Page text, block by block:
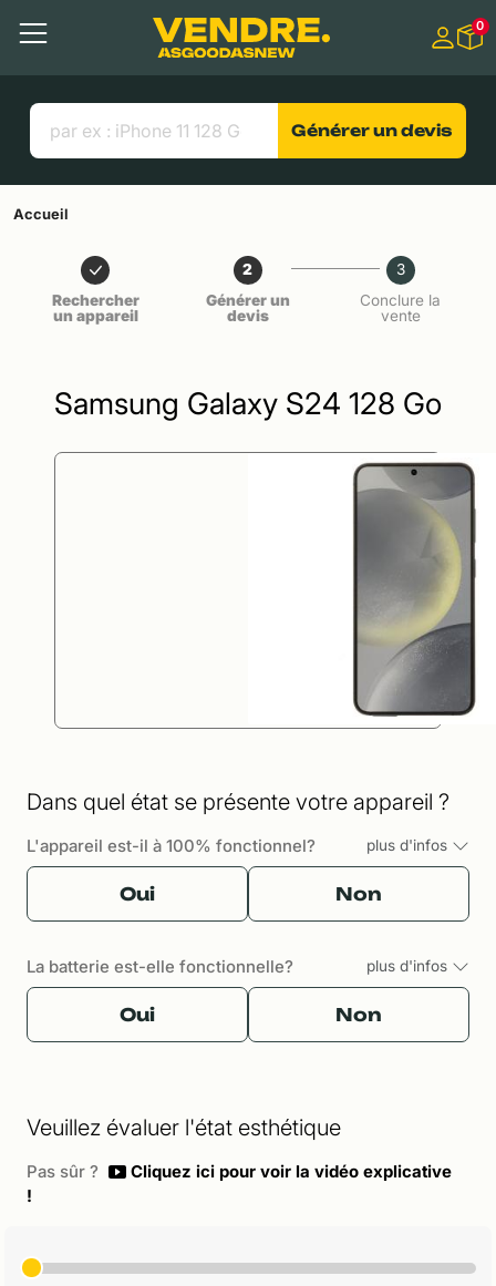
Contenu principal
Menu
Liens utiles
0
Générer un devis
Accueil
Rechercher
un appareil
2
Générer un
devis
3
Conclure la
vente
Samsung Galaxy S24 128 Go
Dans quel état se présente votre appareil ?
L'appareil est-il à 100% fonctionnel? plus d'infos
Oui Non
La batterie est-elle fonctionnelle? plus d'infos
Oui Non
Veuillez évaluer l'état esthétique
Pas sûr ?
Cliquez ici pour voir la vidéo explicative
!